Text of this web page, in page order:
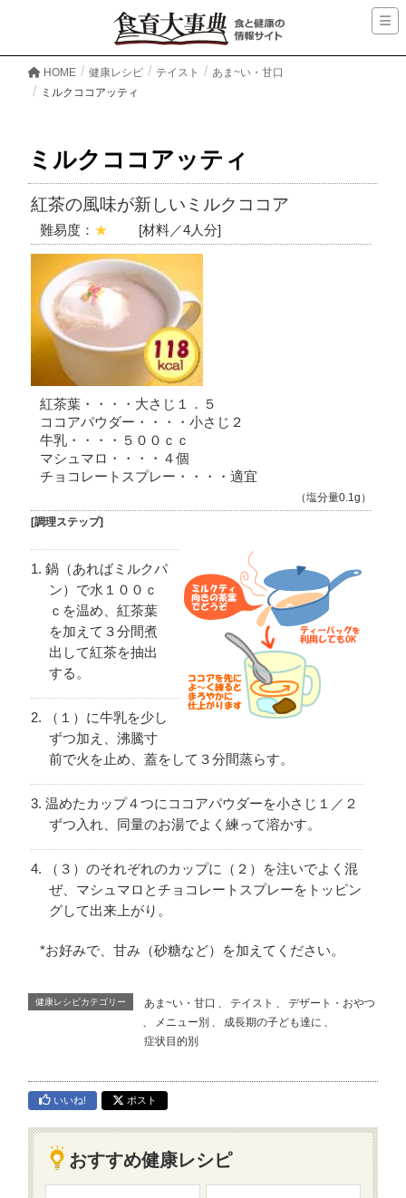
HOME 健康レシピ テイスト
あま~い・甘口
ミルクココアッティ
ミルクココアッティ
紅茶の風味が新しいミルクココア
難易度： ★ [材料／4人分]
紅茶葉・・・・大さじ１．５
ココアパウダー・・・・小さじ２
牛乳・・・・５００ｃｃ
マシュマロ・・・・４個
チョコレートスプレー・・・・適宜
（塩分量0.1g）
[調理ステップ]
鍋（あればミルクパ
ン）で水１００ｃ
ｃを温め、紅茶葉
を加えて３分間煮
出して紅茶を抽出
する。
（１）に牛乳を少し
ずつ加え、沸騰寸
前で火を止め、蓋をして３分間蒸らす。
温めたカップ４つにココアパウダーを小さじ１／２
ずつ入れ、同量のお湯でよく練って溶かす。
（３）のそれぞれのカップに（２）を注いでよく混
ぜ、マシュマロとチョコレートスプレーをトッピン
グして出来上がり。
*お好みで、甘み（砂糖など）を加えてください。
健康レシピカテゴリー あま~い・甘口 、 テイスト 、
デザート・おやつ
、
メニュー別 、 成長期の子ども達に 、
症状目的別
いいね! ポスト
おすすめ健康レシピ